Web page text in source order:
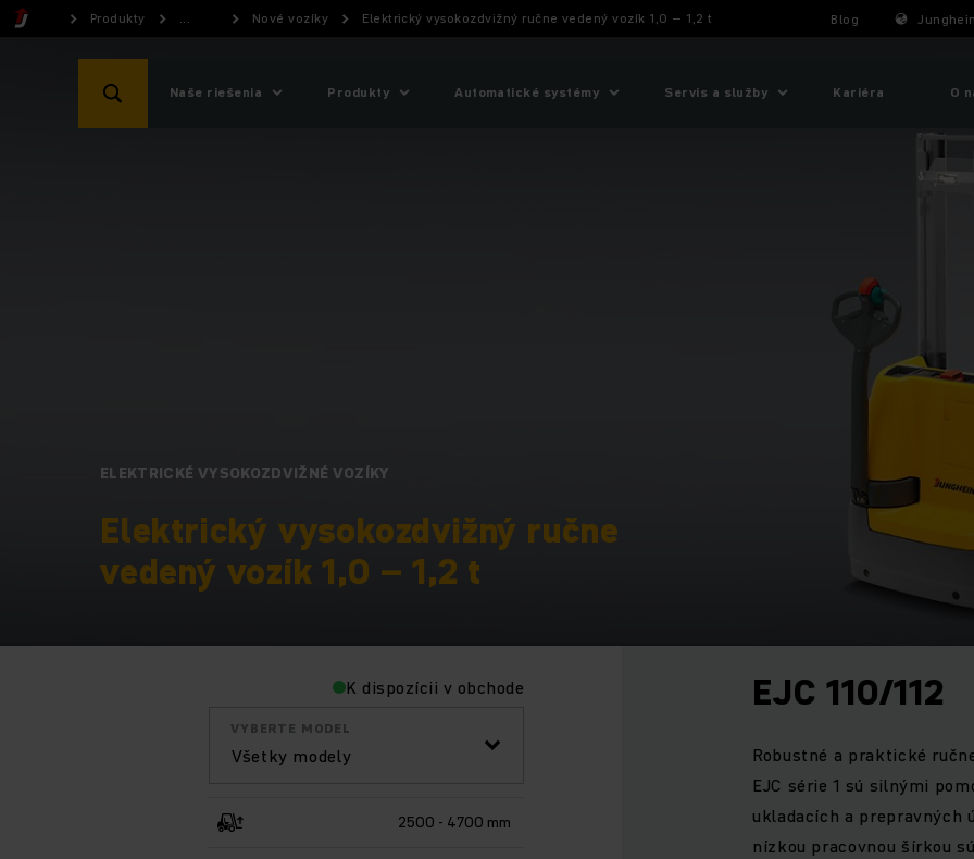
Produkty ... Nové vozíky Elektrický vysokozdvižný ručne vedený vozík 1,0 – 1,2 t Blog
Naše riešenia Produkty Automatické systémy Servis a služby Kariéra O
ELEKTRICKÉ VYSOKOZDVIŽNÉ VOZÍKY
Elektrický vysokozdvižný ručne
vedený vozík 1,0 – 1,2 t
K dispozícii v obchode
Všetky modely
VYBERTE MODEL
2500 - 4700 mm
EJC 110/112
Robustné a praktické
EJC série 1 sú silnými
ukladacích a prepravných
nízkou pracovnou šírkou